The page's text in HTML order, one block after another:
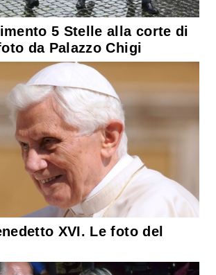
5 Stelle alla corte di
da Palazzo Chigi
XVI. Le foto del